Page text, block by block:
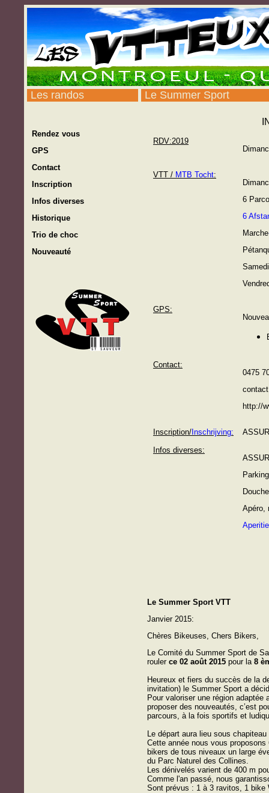
Les randos Le Summer Sport
Rendez vous
GPS
Contact
Inscription
Infos diverses
Historique
Trio de choc
Nouveauté
RDV:2019
VTT / MTB Tocht:
6
6
Marche
GPS:
Contact:
0475
http://
Inscription/ Inschrijving:
Infos diverses:
Apéro,
Le Summer Sport VTT
Janvier 2015:
Chères Bikeuses, Chers Bikers,
Le Comité du Summer Sport de
rouler ce 02 août 2015 pour la 8
Heureux et fiers du succès de la
invitation) le Summer Sport a
Pour valoriser une région
proposer des nouveautés, c’est
parcours, à la fois sportifs et
Le départ aura lieu sous
Cette année nous vous
bikers de tous niveaux un large
du Parc Naturel des Collines.
Les dénivelés varient de 400 m
Comme l'an passé, nous
Sont prévus : 1 à 3 ravitos, 1